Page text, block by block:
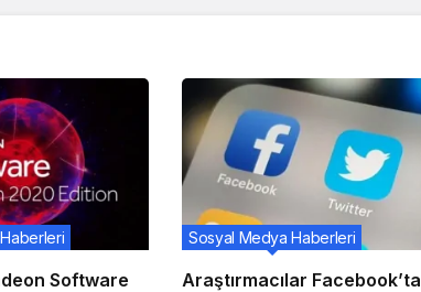
Software
Araştırmacılar Facebook’ta
Sosyal Medya Haberleri